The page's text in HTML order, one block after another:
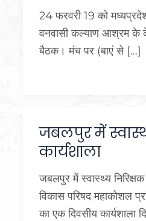
24 फरवरी 19 को
वनवासी कल्याण आश्रम के
बैठक। मंच पर (बाएं से […]
जबलपुर में
कार्यशाला
जबलपुर में स्वास्थ्य निरिक्षक
विकास परिषद महाकोशल
का एक दिवसीय कार्यशाला